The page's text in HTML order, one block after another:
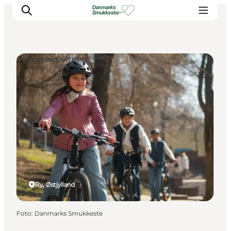
Oplev naturen
Opdag byerne
Det sker
Getaway
Overnatning
Planlæg
Ry, Østjylland
Øvrige aktiviteter
Foto: Danmarks Smukkeste